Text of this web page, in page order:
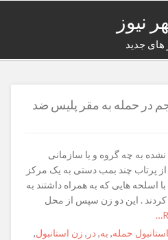
نیوز
های جدید
در حمله به مقر پلیس ضد
به چه گروه و یا سازمانی
پرتاب چند بمب دستی به یک مرکز
هایی که به همراه داشتند به
. این دو زن سپس از محل
Tags
استانبول حمله, به,در , زن استانبول,